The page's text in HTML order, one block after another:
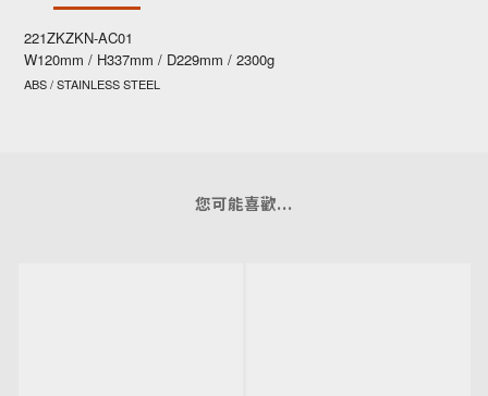
221ZKZKN-AC01
W120mm / H337mm / D229mm / 2300g
ABS / STAINLESS STEEL
您可能喜歡...